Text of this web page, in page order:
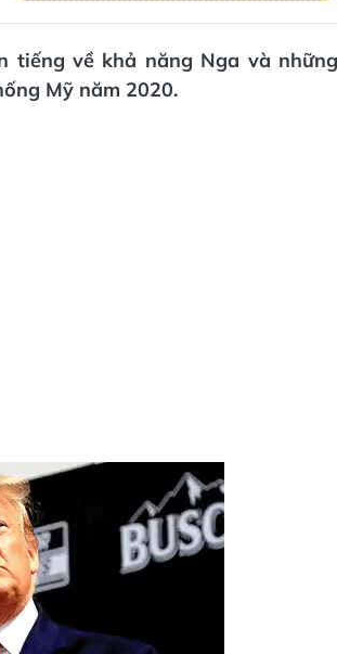
tiếng về khả năng Nga và những
Mỹ năm 2020.